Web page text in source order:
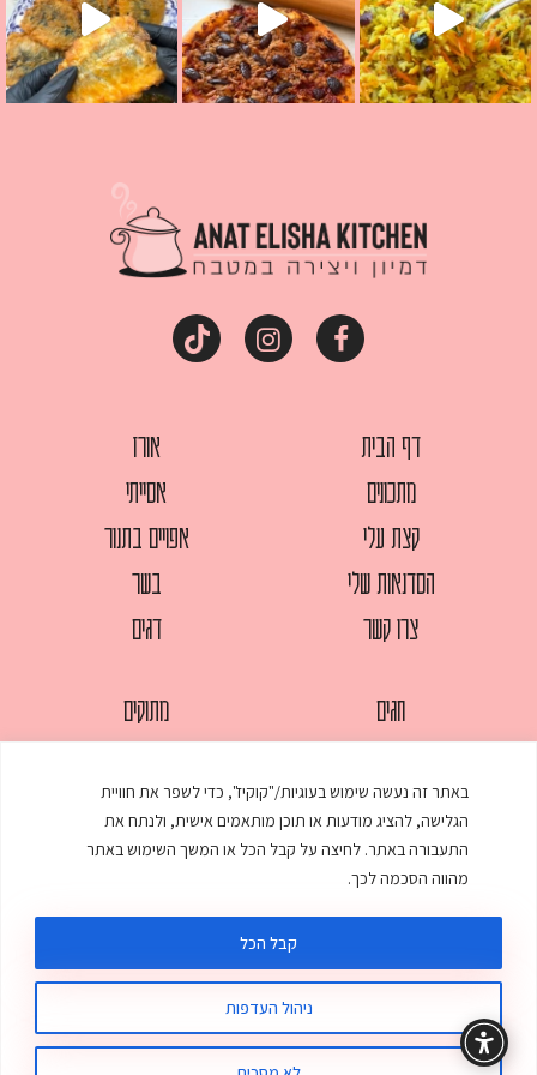
באתר זה נעשה שימוש בעוגיות/"קוקיז", כדי לשפר את חוויית
הגלישה, להציג מודעות או תוכן מותאמים אישית, ולנתח את
התעבורה באתר. לחיצה על קבל הכל או המשך השימוש באתר
מהווה הסכמה לכך.
ניהול העדפות
קבל הכל
דף הבית
מתכונים
קצת עלי
הסדנאות שלי
צרו קשר
אורז
אסייתי
אפויים בתנור
בשר
דגים
חגים
מאפים
ממולאים
מרקים
מתוקים
עוגות
עוף
© כל הזכויות שמורות לענת אלישע | עיצוב ובניית אתר
תקנון האתר מדיניות פרטיות